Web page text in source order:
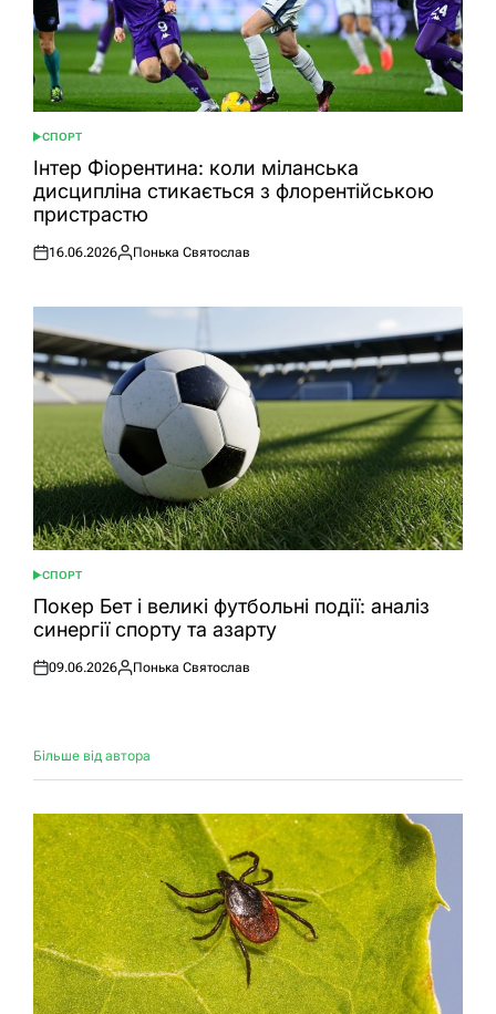
ОПУБЛІКУВАТИ
У
СПОРТ
Інтер Фіорентина: коли міланська
дисципліна стикається з флорентійською
пристрастю
Оприлюднено
16.06.2026
Опубліковано
Понька Святослав
ОПУБЛІКУВАТИ
У
СПОРТ
Покер Бет і великі футбольні події: аналіз
синергії спорту та азарту
Оприлюднено
09.06.2026
Опубліковано
Понька Святослав
Більше від автора